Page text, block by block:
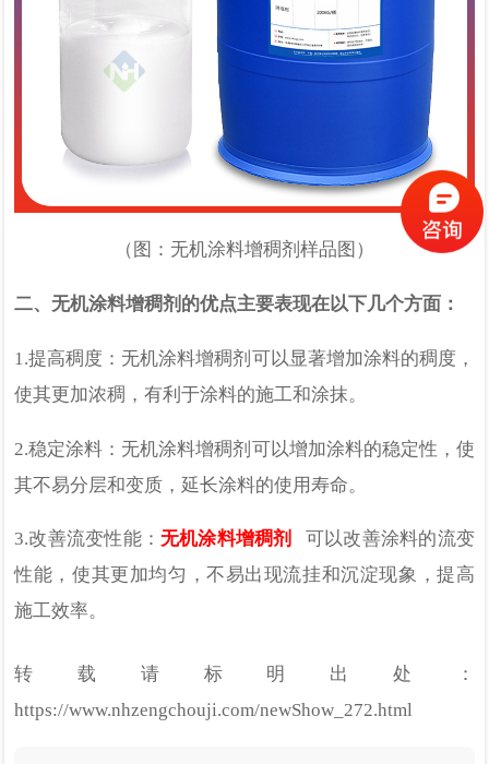
（图：无机涂料增稠剂样品图）
二、无机涂料增稠剂的优点主要表现在以下几个方面：
1.提高稠度：无机涂料增稠剂可以显著增加涂料的稠度，
使其更加浓稠，有利于涂料的施工和涂抹。
2.稳定涂料：无机涂料增稠剂可以增加涂料的稳定性，使
其不易分层和变质，延长涂料的使用寿命。
3.改善流变性能： 无机涂料增稠剂
可以改善涂料的流变
性能，使其更加均匀，不易出现流挂和沉淀现象，提高
施工效率。
转载请标明出处：
https://www.nhzengchouji.com/newShow_272.html